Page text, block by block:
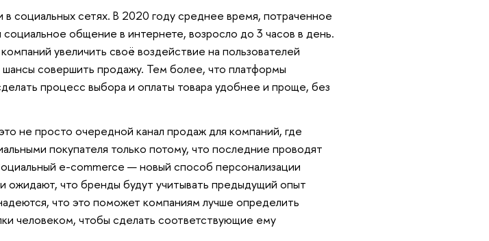
социальных сетях. В 2020 году среднее время, потраченное
социальное общение в интернете, возросло до 3 часов в день.
увеличить своё воздействие на пользователей
совершить продажу. Тем более, что платформы
процесс выбора и оплаты товара удобнее и проще, без
не просто очередной канал продаж для компаний, где
покупателя только потому, что последние проводят
e-commerce — новый способ персонализации
ожидают, что бренды будут учитывать предыдущий опыт
что это поможет компаниям лучше определить
человеком, чтобы сделать соответствующие ему